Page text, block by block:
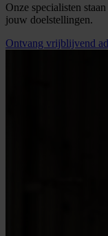
Onze specialisten
jouw doelstellingen.
Ontvang vrijblijvend